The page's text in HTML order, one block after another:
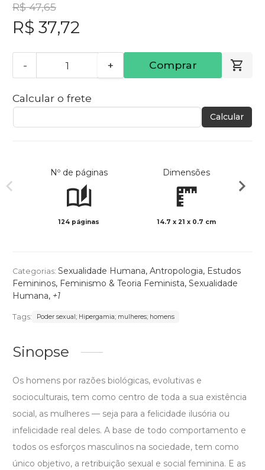
R$ 47,65
R$ 37,72
- + Comprar
Calcular o frete
Calcular
Nº de páginas
124 páginas
Dimensões
14.7 x 21 x 0.7 cm
Categorias: Sexualidade Humana, Antropologia, Estudos
Femininos, Feminismo & Teoria Feminista, Sexualidade
Humana, +1
Tags: Poder sexual; Hipergamia; mulheres; homens
Sinopse
Os homens por razões biológicas, evolutivas e
socioculturais, tem como centro de toda a sua existência
social, as mulheres — seja para a felicidade ilusória ou
infelicidade real deles. A base de todo comportamento e
todos os esforços masculinos na sociedade, tem como
único objetivo, a retribuição sexual e social feminina. E as